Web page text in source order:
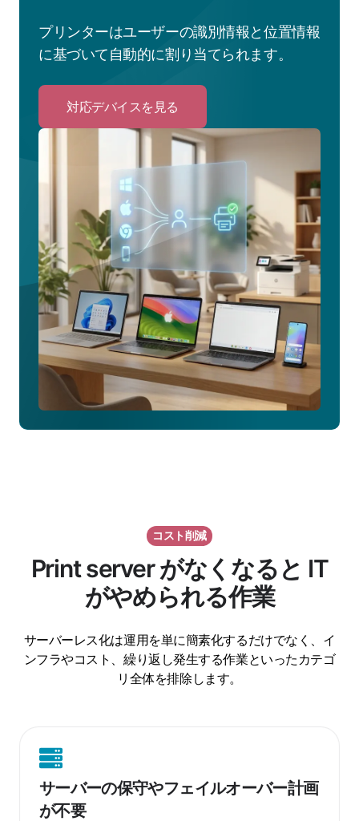
プリンターはユーザーの識別情報と位置情報
に基づいて自動的に割り当てられます。
対応デバイスを見る
to
対
応
イ
を
見
る
コスト削減
Print server がなくなると IT
がやめられる作業
サーバーレス化は運用を単に簡素化するだけでなく、イ
ンフラやコスト、繰り返し発生する作業といったカテゴ
リ全体を排除します。
サーバーの保守やフェイルオーバー計画
が不要
サ
バ
ー